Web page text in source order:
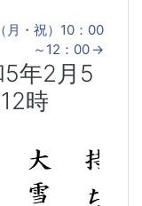
・祝）10：00
～12：00 →
年2月5
時
2月5日（